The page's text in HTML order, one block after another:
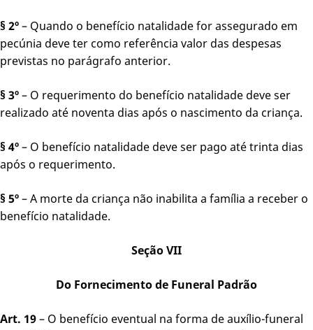
§ 2º– Quando o benefício natalidade for assegurado em
pecúnia deve ter como referência valor das despesas
previstas no parágrafo anterior.
§ 3º– O requerimento do benefício natalidade deve ser
realizado até noventa dias após o nascimento da criança.
§ 4º– O benefício natalidade deve ser pago até trinta dias
após o requerimento.
§ 5º– A morte da criança não inabilita a família a receber o
benefício natalidade.
Seção VII
Do Fornecimento de Funeral Padrão
Art. 19– O benefício eventual na forma de auxílio-funeral